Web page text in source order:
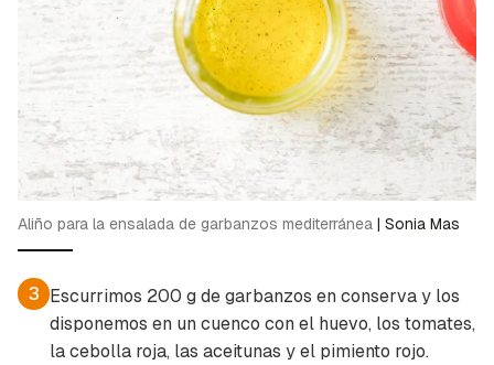
Aliño para la ensalada de garbanzos mediterránea | Sonia Mas
3 Escurrimos 200 g de garbanzos en conserva y los
disponemos en un cuenco con el huevo, los tomates,
la cebolla roja, las aceitunas y el pimiento rojo.